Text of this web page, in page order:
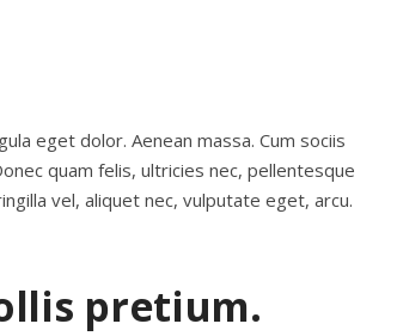
eget dolor. Aenean massa. Cum sociis
quam felis, ultricies nec, pellentesque
vel, aliquet nec, vulputate eget, arcu.
pretium.